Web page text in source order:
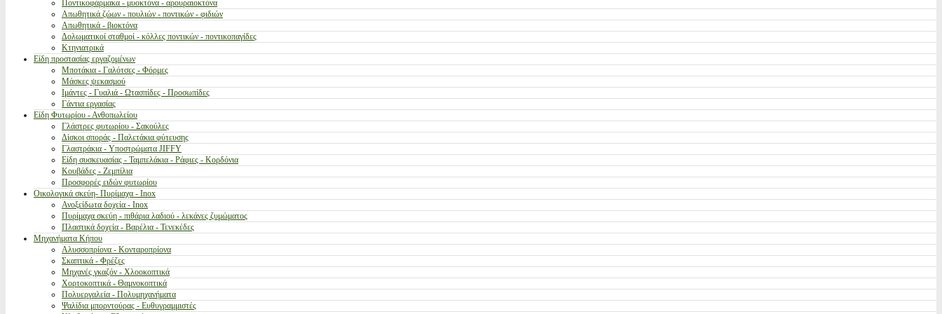
Ποντικοφάρμακα - μυοκτόνα - αρουραιοκτόνα
Απωθητικά ζώων - πουλιών - ποντικών - φιδιών
Απωθητικά - βιοκτόνα
Δολωματικοί σταθμοί - κόλλες ποντικών - ποντικοπαγίδες
Κτηνιατρικά
Είδη προστασίας εργαζομένων
Μποτάκια - Γαλότσες - Φόρμες
Μάσκες ψεκασμού
Ιμάντες - Γυαλιά - Ωτασπίδες - Προσωπίδες
Γάντια εργασίας
Είδη Φυτωρίου - Ανθοπωλείου
Γλάστρες φυτωρίου - Σακούλες
Δίσκοι σποράς - Παλετάκια φύτευσης
Γλαστράκια - Υποστρώματα JIFFY
Είδη συσκευασίας - Ταμπελάκια - Ράφιες - Κορδόνια
Κουβάδες - Ζεμπίλια
Προσφορές ειδών φυτωρίου
Οικολογικά σκεύη- Πυρίμαχα - Inox
Ανοξείδωτα δοχεία - Inox
Πυρίμαχα σκεύη - πιθάρια λαδιού - λεκάνες ζυμώματος
Πλαστικά δοχεία - Βαρέλια - Τενεκέδες
Μηχανήματα Κήπου
Αλυσσοπρίονα - Κονταροπρίονα
Σκαπτικά - Φρέζες
Μηχανές γκαζόν - Χλοοκοπτικά
Χορτοκοπτικά - Θαμνοκοπτικά
Πολυεργαλεία - Πολυμηχανήματα
Ψαλίδια μπορντούρας - Ευθυγραμμιστές